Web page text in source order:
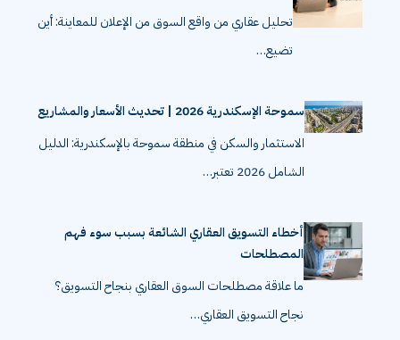
تحليل عقاري من واقع السوق من الإعلان للمعاينة: أين
تضيع…
سموحة الإسكندرية 2026 | تحديث الأسعار والمشاريع
الاستثمار والسكن في منطقة سموحة بالإسكندرية: الدليل
الشامل 2026 تعتبر…
أخطاء التسويق العقاري الشائعة بسبب سوء فهم
المصطلحات
ما علاقة مصطلحات السوق العقاري بنجاح التسويق؟
نجاح التسويق العقاري…